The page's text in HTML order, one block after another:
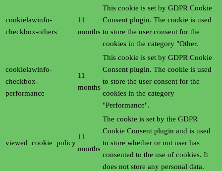
cookielawinfo-
checkbox-others
11
months
This cookie is set by GDPR Cookie
Consent plugin. The cookie is used
to store the user consent for the
cookies in the category "Other.
cookielawinfo-
checkbox-
performance
11
months
This cookie is set by GDPR Cookie
Consent plugin. The cookie is used
to store the user consent for the
cookies in the category
"Performance".
viewed_cookie_policy
11
months
The cookie is set by the GDPR
Cookie Consent plugin and is used
to store whether or not user has
consented to the use of cookies. It
does not store any personal data.